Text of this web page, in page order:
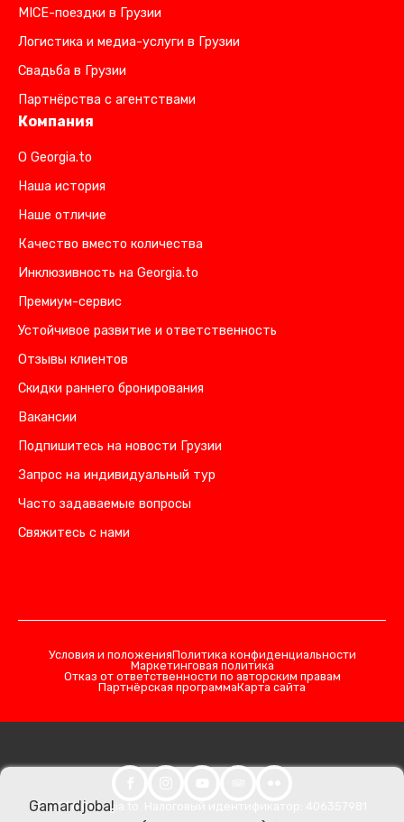
MICE-поездки в Грузии
Логистика и медиа-услуги в Грузии
Свадьба в Грузии
Партнёрства с агентствами
Компания
О Georgia.to
Наша история
Наше отличие
Качество вместо количества
Инклюзивность на Georgia.to
Премиум-сервис
Устойчивое развитие и ответственность
Отзывы клиентов
Скидки раннего бронирования
Вакансии
Подпишитесь на новости Грузии
Запрос на индивидуальный тур
Часто задаваемые вопросы
Свяжитесь с нами
Условия и положенияПолитика конфиденциальности
Маркетинговая политика
Отказ от ответственности по авторским правам
Партнёрская программаКарта сайта
© 2026 Georgia.to. Налоговый идентификатор: 406357981
Gamardjoba!